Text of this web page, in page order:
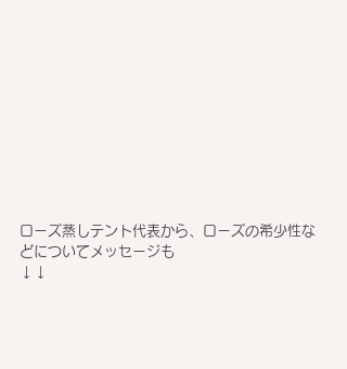
ローズ蒸しテント代表から、ローズの希少性な
どについてメッセージも
↓↓